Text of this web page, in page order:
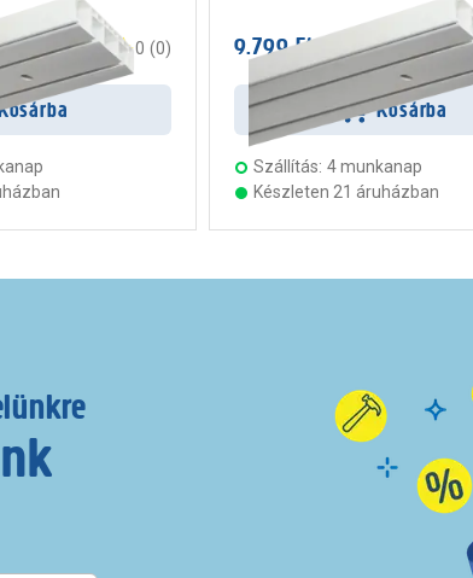
0 (0) 9.799 Ft / darab
Kosárba
Szállítás: 4 munkanap
Készleten 21 áruházban